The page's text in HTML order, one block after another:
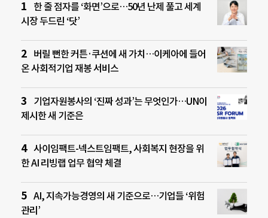
한 줄 점자를 ‘화면’으로…50년 난제 풀고 세계
시장 두드린 ‘닷’
버릴 뻔한 커튼·쿠션에 새 가치…이케아에 들어
온 사회적기업 재봉 서비스
기업자원봉사의 ‘진짜 성과’는 무엇인가…UN이
제시한 새 기준은
사이임팩트-넥스트임팩트, 사회복지 현장을 위
한 AI 리빙랩 업무 협약 체결
AI, 지속가능경영의 새 기준으로…기업들 ‘위험
관리’